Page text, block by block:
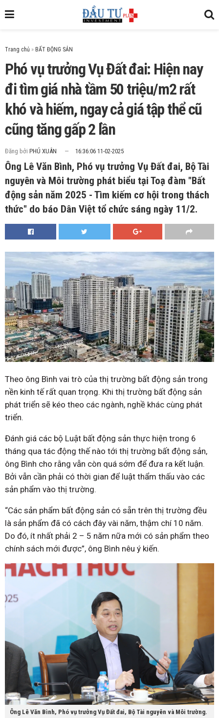
Trang chủ »
Phó vụ trưởng Vụ Đất đai: Hiện nay
đi tìm giá nhà tầm 50 triệu/m2 rất
khó và hiếm, ngay cả giá tập thể cũ
cũng tăng gấp 2 lần
Đăng bởi PHÚ XUÂN 16:36:06 11-02-2025
Ông Lê Văn Bình, Phó vụ trưởng Vụ Đất đai, Bộ Tài
nguyên và Môi trường phát biểu tại Toạ đàm "Bất
động sản năm 2025 - Tìm kiếm cơ hội trong thách
thức" do báo Dân Việt tổ chức sáng ngày 11/2.
Theo ông Bình vai trò của thị trường bất động sản trong
nền kinh tế rất quan trọng. Khi thị trường bất động sản
phát triển sẽ kéo theo các ngành, nghề khác cùng phát
triển.
Đánh giá các bộ Luật bất động sản thực hiện trong 6
tháng qua tác động thế nào tới thị trường bất động sản,
ông Bình cho rằng vẫn còn quá sớm để đưa ra kết luận.
Bởi vẫn cần phải có thời gian để luật thẩm thấu vào các
sản phẩm vào thị trường.
“Các sản phẩm bất động sản có sẵn trên thị trường đều
là sản phẩm đã có cách đây vài năm, thậm chí 10 năm.
Do đó, ít nhất phải 2 – 5 năm nữa mới có sản phẩm theo
chính sách mới được”, ông Bình nêu ý kiến.
Ông Lê Văn Bình, Phó vụ trưởng Vụ Đất đai, Bộ Tài nguyên và Môi trường.